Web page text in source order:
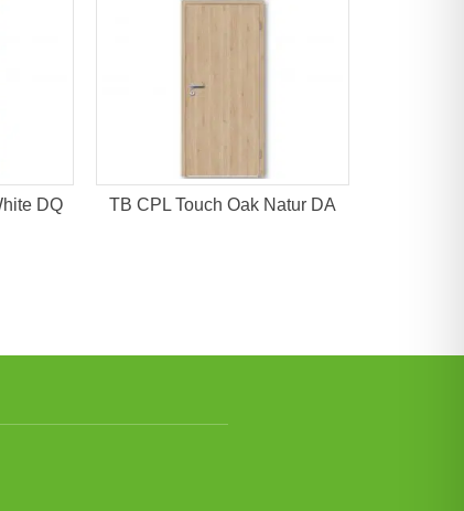
DQ TB CPL Touch Oak Natur DA